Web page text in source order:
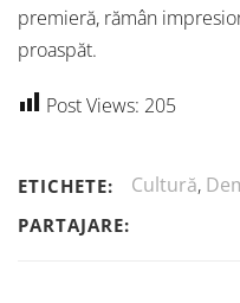
premieră, rămân
proaspăt.
Post Views: 205
ETICHETE: Cultură,
PARTAJARE: